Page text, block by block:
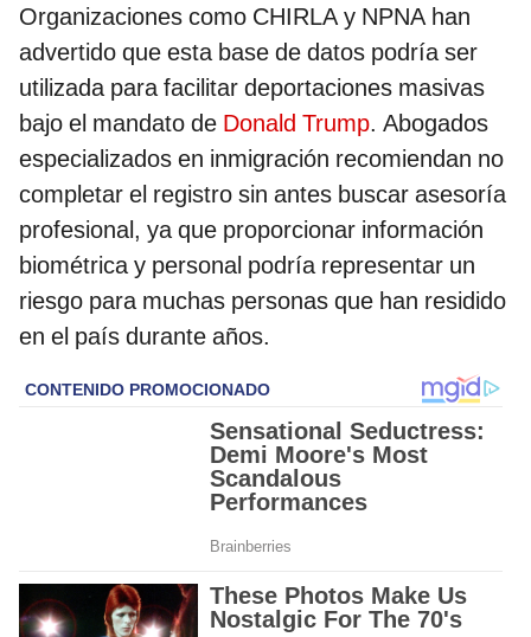
Organizaciones como CHIRLA y NPNA han
advertido que esta base de datos podría ser
utilizada para facilitar deportaciones masivas
bajo el mandato de Donald Trump. Abogados
especializados en inmigración recomiendan no
completar el registro sin antes buscar asesoría
profesional, ya que proporcionar información
biométrica y personal podría representar un
riesgo para muchas personas que han residido
en el país durante años.